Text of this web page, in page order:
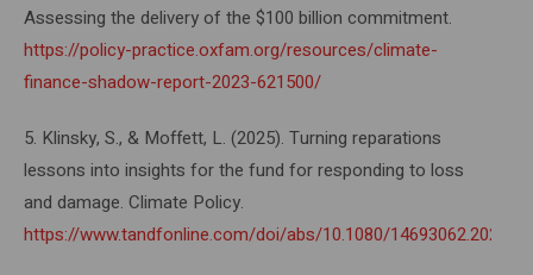
Assessing the delivery of the $100 billion commitment.
https://policy-practice.oxfam.org/resources/climate-
finance-shadow-report-2023-621500/
5. Klinsky, S., & Moffett, L. (2025). Turning reparations
lessons into insights for the fund for responding to loss
and damage. Climate Policy.
https://www.tandfonline.com/doi/abs/10.1080/